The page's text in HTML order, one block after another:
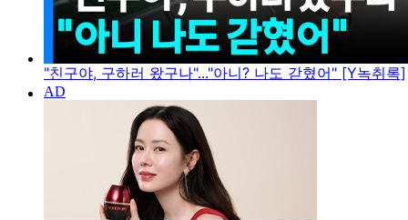
"친구야, 구하러 왔구나"..."아니? 나도 갇혔어" [Y녹취록]